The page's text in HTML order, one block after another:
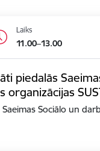
Laiks
11.00–13.00
piedalās
Sociālo un